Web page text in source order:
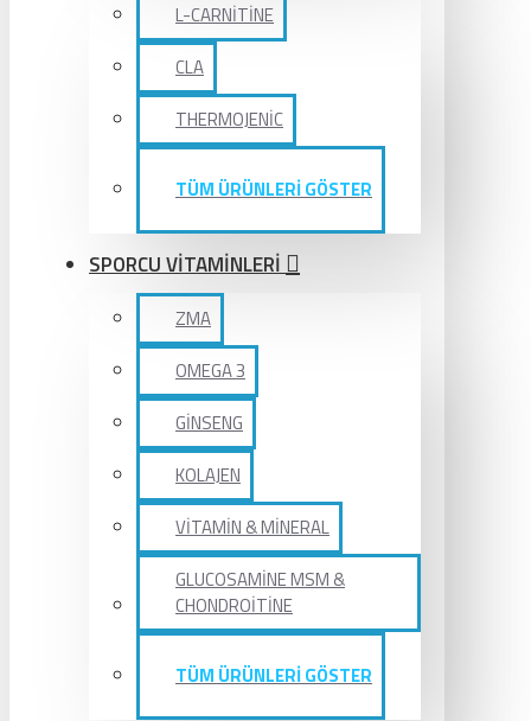
L-CARNİTİNE
CLA
THERMOJENİC
TÜM ÜRÜNLERİ GÖSTER
SPORCU VİTAMİNLERİ
ZMA
OMEGA 3
GİNSENG
KOLAJEN
VİTAMİN & MİNERAL
GLUCOSAMİNE MSM &
CHONDROİTİNE
TÜM ÜRÜNLERİ GÖSTER